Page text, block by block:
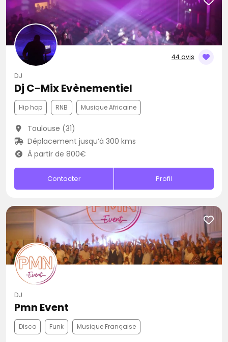
44 avis
DJ
Dj C-Mix Evènementiel
Hip hop RNB Musique Africaine
Toulouse (31)
Déplacement jusqu’à 300 kms
À partir de 800€
Contacter Profil
DJ
Pmn Event
Disco Funk Musique Française